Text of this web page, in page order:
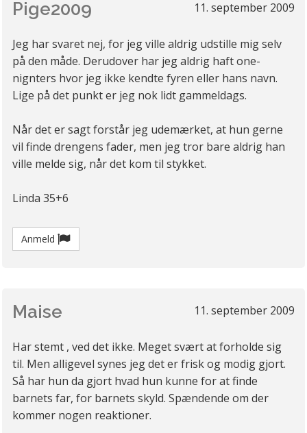
11. september 2009
Pige2009
Jeg har svaret nej, for jeg ville aldrig udstille mig selv
på den måde. Derudover har jeg aldrig haft one-
nignters hvor jeg ikke kendte fyren eller hans navn.
Lige på det punkt er jeg nok lidt gammeldags.
Når det er sagt forstår jeg udemærket, at hun gerne
vil finde drengens fader, men jeg tror bare aldrig han
ville melde sig, når det kom til stykket.
Linda 35+6
Anmeld
11. september 2009
Maise
Har stemt , ved det ikke. Meget svært at forholde sig
til. Men alligevel synes jeg det er frisk og modig gjort.
Så har hun da gjort hvad hun kunne for at finde
barnets far, for barnets skyld. Spændende om der
kommer nogen reaktioner.